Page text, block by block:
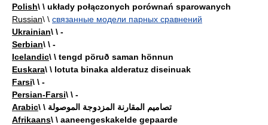
Polish\ \ układy połączonych porównań sparowanych
Russian\ \ связанные модели парных сравнений
Ukrainian\ \ -
Serbian\ \ -
Icelandic\ \ tengd pöruð saman hönnun
Euskara\ \ lotuta binaka alderatuz diseinuak
Farsi\ \ -
Persian-Farsi\ \ -
Arabic
\ \ تصاميم المقارنة المزدوجة الموصولة
Afrikaans\ \ aaneengeskakelde gepaarde